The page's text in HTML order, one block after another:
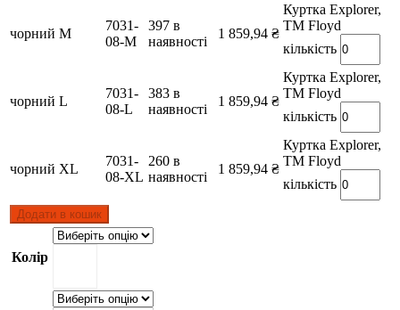
чорний M
7031-
08-M
397 в
наявності
1 859,94 ₴
Куртка Explorer,
TM Floyd
кількість
чорний L
7031-
08-L
383 в
наявності
1 859,94 ₴
Куртка Explorer,
TM Floyd
кількість
чорний XL
7031-
08-XL
260 в
наявності
1 859,94 ₴
Куртка Explorer,
TM Floyd
кількість
Додати в кошик
Колір